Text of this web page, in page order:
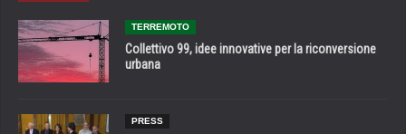
TERREMOTO
Collettivo 99, idee innovative per la riconversione
urbana
PRESS